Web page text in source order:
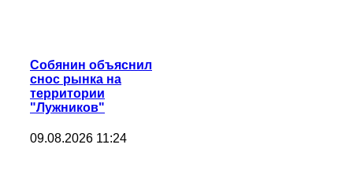
Собянин объяснил
снос рынка на
территории
"Лужников"
09.08.2026 11:24